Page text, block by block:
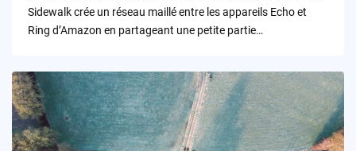
Sidewalk crée un réseau maillé entre les appareils Echo et
Ring d’Amazon en partageant une petite partie…